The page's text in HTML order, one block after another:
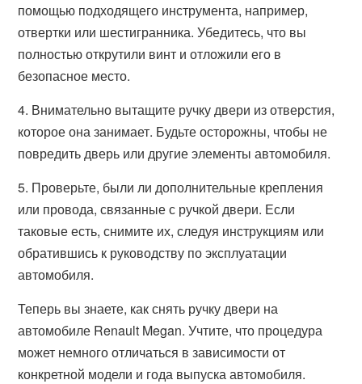
помощью подходящего инструмента, например,
отвертки или шестигранника. Убедитесь, что вы
полностью открутили винт и отложили его в
безопасное место.
4. Внимательно вытащите ручку двери из отверстия,
которое она занимает. Будьте осторожны, чтобы не
повредить дверь или другие элементы автомобиля.
5. Проверьте, были ли дополнительные крепления
или провода, связанные с ручкой двери. Если
таковые есть, снимите их, следуя инструкциям или
обратившись к руководству по эксплуатации
автомобиля.
Теперь вы знаете, как снять ручку двери на
автомобиле Renault Megan. Учтите, что процедура
может немного отличаться в зависимости от
конкретной модели и года выпуска автомобиля.